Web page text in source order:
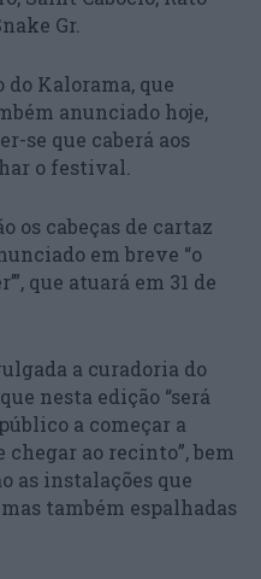
Gr.
do Kalorama, que
anunciado hoje,
se que caberá aos
o festival.
os cabeças de cartaz
em breve “o
que atuará em 31 de
a curadoria do
nesta edição “será
a começar a
ao recinto”, bem
as instalações que
também espalhadas